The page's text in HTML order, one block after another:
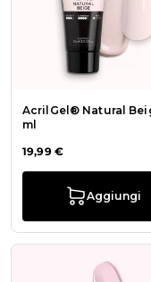
AcrilGel® Natural
ml
19,99 €
Aggiungi